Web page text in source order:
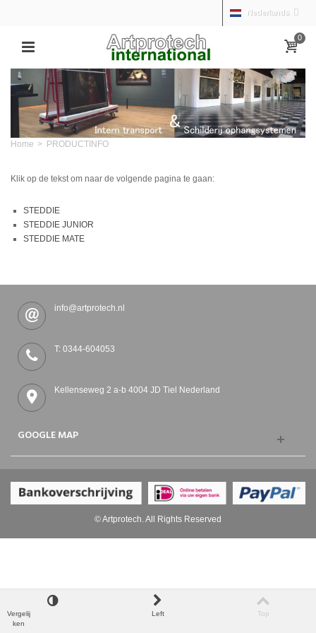
Nederlands
0
Home > PRODUCTINFO
Klik op de tekst om naar de volgende pagina te gaan:
STEDDIE
STEDDIE JUNIOR
STEDDIE MATE
info@artprotech.nl
T: 0344-604053
Kellenseweg 2 a-b 4004 JD Tiel Nederland
GOOGLE MAP
© Artprotech. All Rights Reserved
Vergelij
ken
Left Top